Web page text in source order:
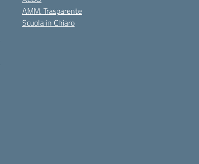
AMM. Trasparente
Scuola in Chiaro